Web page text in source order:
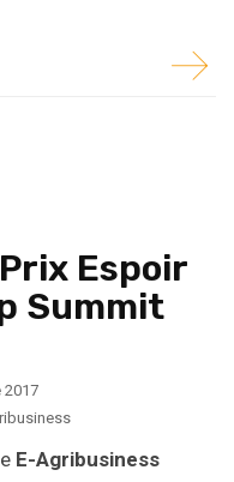
Espoir
Summit
2017
E-Agribusiness